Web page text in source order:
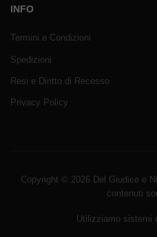
INFO
Termini e Condizioni
Spedizioni
Resi e Diritto di Recesso
Privacy Policy
Copyright © 2026 Del Giudice e
contenuti
Utilizziamo sistemi